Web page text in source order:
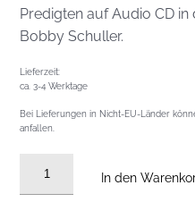
Predigten auf Audio CD
Bobby Schuller.
Lieferzeit:
ca. 3-4 Werktage
Bei Lieferungen in Nicht-EU-Länder
anfallen.
In den